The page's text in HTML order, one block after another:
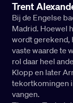
Trent
Bij de Engelse
Madrid. Hoewel
wordt gerekend,
vaste waarde te
rol daar heel
Klopp en later
tekortkomingen
vangen.